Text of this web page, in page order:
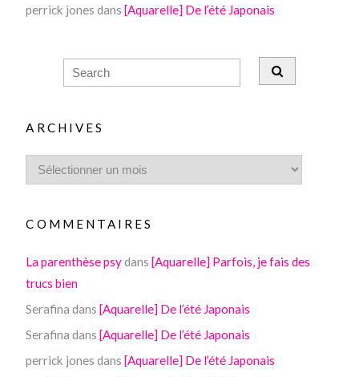
perrick jones dans[Aquarelle] De l’été Japonais
ARCHIVES
COMMENTAIRES
La parenthèse psydans[Aquarelle] Parfois, je fais des
trucs bien
Serafina dans[Aquarelle] De l’été Japonais
Serafina dans[Aquarelle] De l’été Japonais
perrick jones dans[Aquarelle] De l’été Japonais